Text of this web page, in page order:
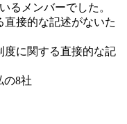
るメンバーでした。
接的な記述がないた
度に関する直接的な記
の8社